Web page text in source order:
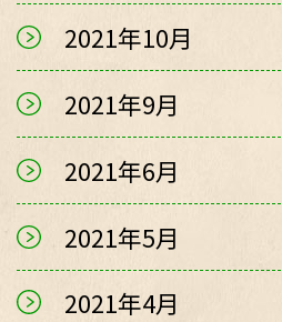
2021年10月
2021年9月
2021年6月
2021年5月
2021年4月